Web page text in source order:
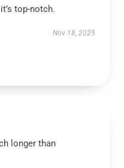
top-notch.
Nov 18, 2025
longer than